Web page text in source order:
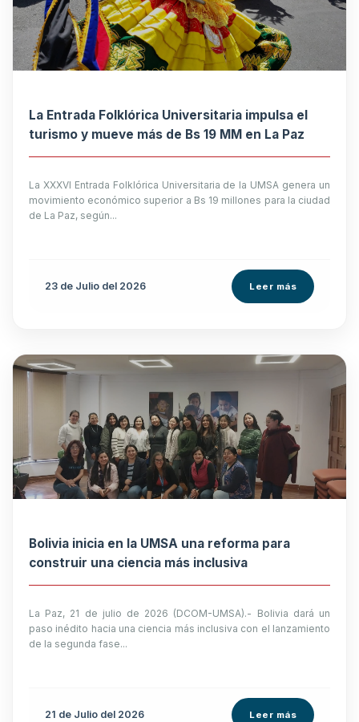
La Entrada Folklórica Universitaria impulsa el
turismo y mueve más de Bs 19 MM en La Paz
La XXXVI Entrada Folklórica Universitaria de la UMSA genera un
movimiento económico superior a Bs 19 millones para la ciudad
de La Paz, según...
23 de Julio del 2026 Leer más
Bolivia inicia en la UMSA una reforma para
construir una ciencia más inclusiva
La Paz, 21 de julio de 2026 (DCOM-UMSA).- Bolivia dará un
paso inédito hacia una ciencia más inclusiva con el lanzamiento
de la segunda fase...
21 de Julio del 2026 Leer más